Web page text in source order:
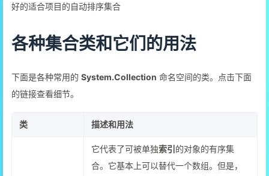
16
18
19
         Console.WriteLine(a.ContainsKey(
      }
   }
好的适合项目的自动排序集合
各种集合类和它们的用法
下面是各种常用的 System.Collection 命名空间的类。点击下面
的链接查看细节。
类 描述和用法
它代表了可被单独索引 的对象的有序集
合。它基本上可以替代一个数组。但是，